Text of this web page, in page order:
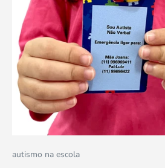
autismo na escola